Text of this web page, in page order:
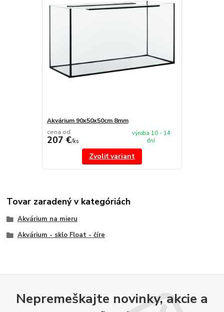
Akvárium 90x50x50cm 8mm
cena od
207 €/ks
výroba 10 - 14
dní
Zvoliť variant
Tovar zaradený v kategóriách
Akvárium na mieru
Akvárium - sklo Float - číre
Nepremeškajte novinky, akcie a